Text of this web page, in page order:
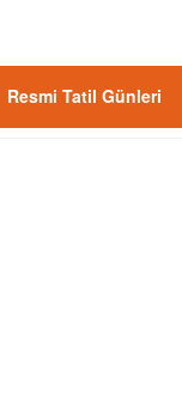
Resmi Tatil Günleri